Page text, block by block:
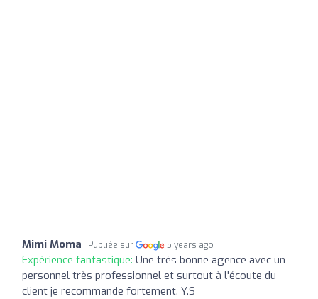
Mimi Moma Publiée sur 5 years ago
Expérience fantastique: Une très bonne agence avec un
personnel très professionnel et surtout à l'écoute du
client je recommande fortement. Y.S